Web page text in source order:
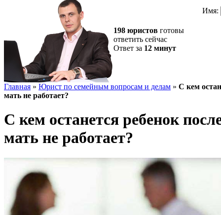
198 юристов готовы
ответить сейчас
Ответ за 12 минут
Имя:
Главная » Юрист по семейным вопросам и делам » С кем
мать не работает?
С кем останется ребенок
мать не работает?